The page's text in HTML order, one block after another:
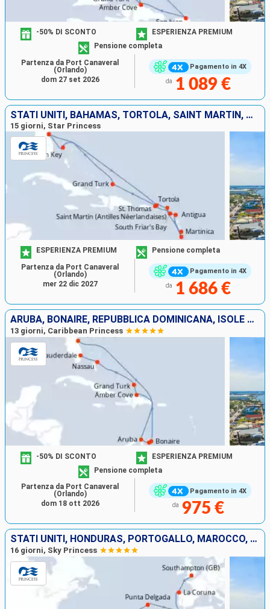
Pagamento in 4X
-50% DI SCONTO
ESPERIENZA PREMIUM
Pensione completa
da 1 089 €
Partenza da Port Canaveral
(Orlando)
dom 27 set 2026
STATI UNITI, BAHAMAS, TORTOLA, SAINT MARTIN, MARTINICA, SANTA LUCIA, ANTIGUA E BARBUDA, SAINT THOMAS, ISOLE TURKS E CAICOS
15 giorni, Star Princess
Pagamento in 4X
ESPERIENZA PREMIUM Pensione completa
da 1 686 €
Partenza da Port Canaveral
(Orlando)
mer 22 dic 2027
ARUBA, BONAIRE, REPUBBLICA DOMINICANA, ISOLE TURKS E CAICOS, BAHAMAS, STATI UNITI
13 giorni, Caribbean Princess
Pagamento in 4X
-50% DI SCONTO
ESPERIENZA PREMIUM
Pensione completa
da 975 €
Partenza da Port Canaveral
(Orlando)
dom 18 ott 2026
STATI UNITI, HONDURAS, PORTOGALLO, MAROCCO, SPAGNA, REGNO UNITO
16 giorni, Sky Princess